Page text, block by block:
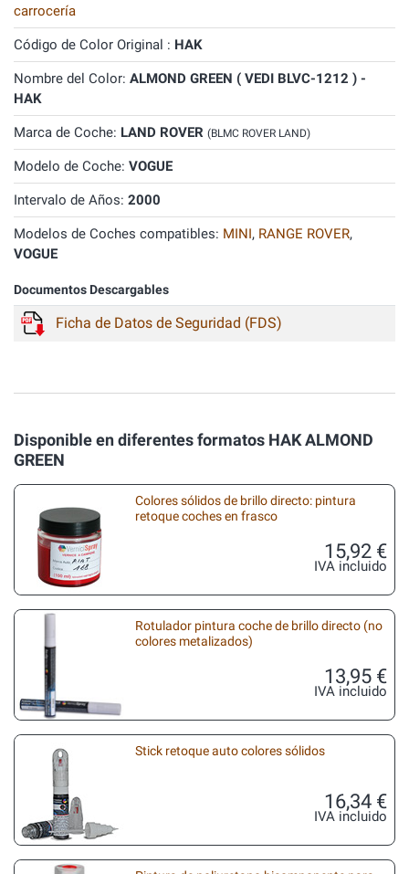
carrocería
Código de Color Original : HAK
Nombre del Color: ALMOND GREEN ( VEDI BLVC-1212 ) -
HAK
Marca de Coche: LAND ROVER (BLMC ROVER LAND)
Modelo de Coche: VOGUE
Intervalo de Años: 2000
Modelos de Coches compatibles: MINI, RANGE ROVER,
VOGUE
Documentos Descargables
Ficha de Datos de Seguridad (FDS)
Disponible en diferentes formatos HAK ALMOND
GREEN
Colores sólidos de brillo directo: pintura
retoque coches en frasco
15,92 €
IVA incluido
Rotulador pintura coche de brillo directo (no
colores metalizados)
13,95 €
IVA incluido
Stick retoque auto colores sólidos
16,34 €
IVA incluido